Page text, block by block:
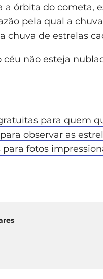
a órbita do cometa,
pela qual a
chuva de estrelas
céu não esteja
para quem
observar as
para fotos